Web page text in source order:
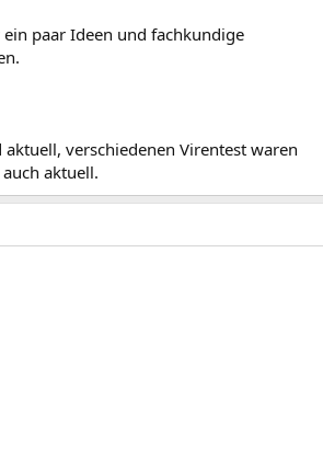
paar Ideen und fachkundige
aktuell, verschiedenen Virentest waren
aktuell.